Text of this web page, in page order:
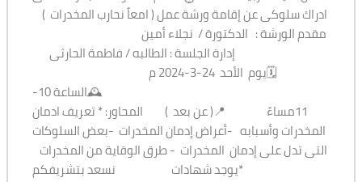
ادراك سلوكى عن إقامة ورشة عمل ( امعاً نحارب المخدرات )
مقدم الورشة : الدكتورة / نجلاء أمين
إدارة الجلسة : الطالبه / فاطمة الحارثى
🗓️يوم الأحد 24-3-2024 م
🕰️الساعة 10-
11مساءً 📍( عن بعد ) المحاور: * تعريف ادمان
المخدرات وأسبابه -أعراض إدمان المخدرات -بعض السلوكات
التى تدل على إدمان المخدرات - طرق الوقاية من المخدرات
*يوجد شهادات نسعد بتشريفكم